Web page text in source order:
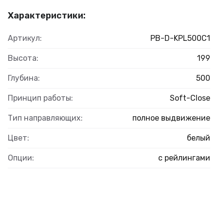
Характеристики:
Артикул: PB-D-KPL500С1
Высота: 199
Глубина: 500
Принцип работы: Soft-Close
Тип направляющих: полное выдвижение
Цвет: белый
Опции: с рейлингами